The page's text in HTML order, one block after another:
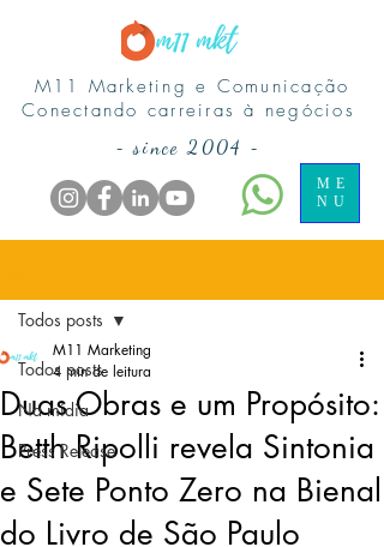
M11 Marketing e Comunicação
Conectando carreiras à negócios
ME
NU
-since 2004 -
Todos posts
Na midia
Press Release
Todos posts
Duas Obras e um Propósito:
Betth Ripolli revela Sintonia
e Sete Ponto Zero na Bienal
do Livro de São Paulo
M11 Marketing
4 min de leitura